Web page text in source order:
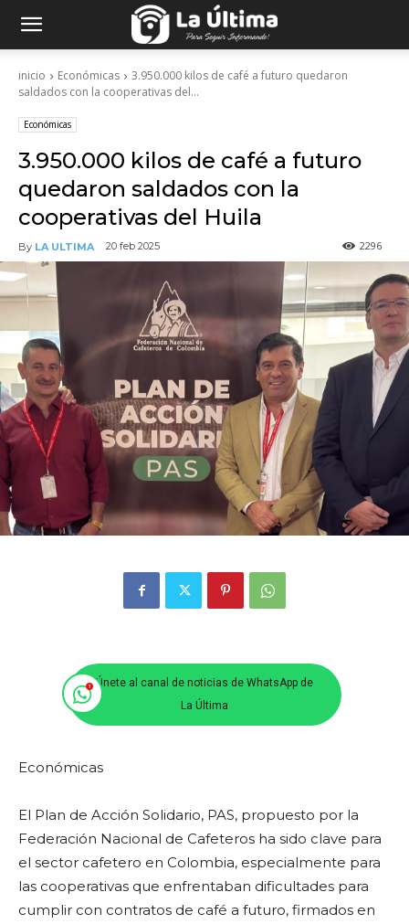
inicio Económicas
3.950.000 kilos de café a futuro quedaron
saldados con la cooperativas del...
Económicas
3.950.000 kilos de café a futuro
quedaron saldados con la
cooperativas del Huila
By LA ULTIMA 20 feb 2025 2296
Únete al canal de noticias de WhatsApp de
La Última
Económicas
El Plan de Acción Solidario, PAS, propuesto por la
Federación Nacional de Cafeteros ha sido clave para
el sector cafetero en Colombia, especialmente para
las cooperativas que enfrentaban dificultades para
cumplir con contratos de café a futuro, firmados en